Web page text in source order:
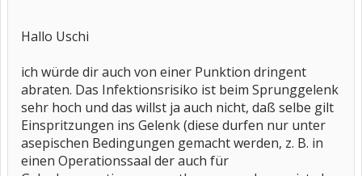
Hallo Uschi
ich würde dir auch von einer Punktion dringent
abraten. Das Infektionsrisiko ist beim Sprunggelenk
sehr hoch und das willst ja auch nicht, daß selbe gilt
Einspritzungen ins Gelenk (diese durfen nur unter
asepischen Bedingungen gemacht werden, z. B. in
einen Operationssaal der auch für